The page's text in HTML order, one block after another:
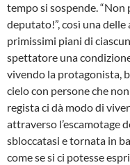
tempo si sospende. “Non
deputato!”, così una
primissimi piani di
spettatore una
vivendo la protagonista,
cielo con persone che
regista ci dà modo di
attraverso l’escamotage
sbloccatasi e tornata in
come se si ci potesse